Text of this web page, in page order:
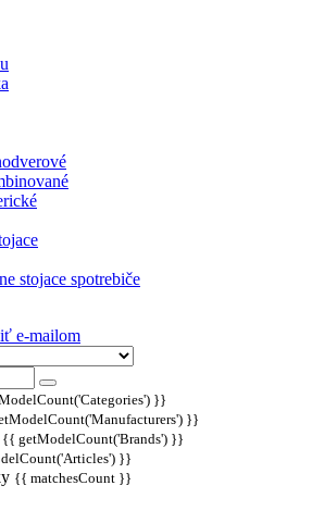
stojace spotrebiče
e-mailom
}}
}}
{{ getModelCount('Brands') }}
}}
{{ matchesCount }}